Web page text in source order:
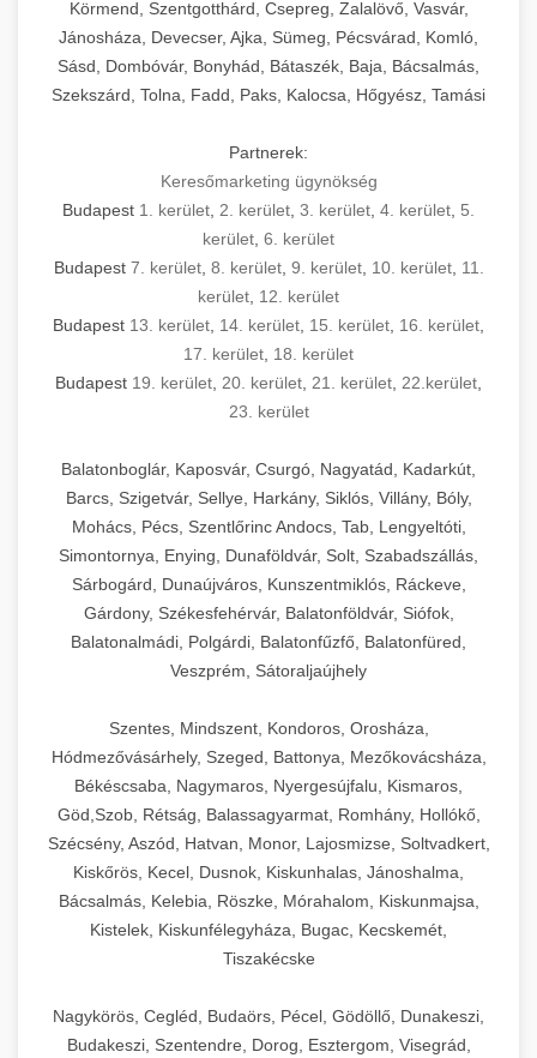
Körmend, Szentgotthárd, Csepreg, Zalalövő, Vasvár,
Jánosháza, Devecser, Ajka, Sümeg, Pécsvárad, Komló,
Sásd, Dombóvár, Bonyhád, Bátaszék, Baja, Bácsalmás,
Szekszárd, Tolna, Fadd, Paks, Kalocsa, Hőgyész, Tamási
Partnerek:
Keresőmarketing ügynökség
Budapest 1. kerület 2. kerület 3. kerület 4. kerület 5.
kerület 6. kerület
Budapest 7. kerület, 8. kerület, 9. kerület, 10. kerület, 11.
kerület 12. kerület
Budapest 13. kerület 14. kerület 15. kerület 16. kerület
17. kerület 18. kerület
Budapest 19. kerület 20. kerület 21. kerület 22.kerület
23. kerület
Balatonboglár, Kaposvár, Csurgó, Nagyatád, Kadarkút,
Barcs, Szigetvár, Sellye, Harkány, Siklós, Villány, Bóly,
Mohács, Pécs, Szentlőrinc Andocs, Tab, Lengyeltóti,
Simontornya, Enying, Dunaföldvár, Solt, Szabadszállás,
Sárbogárd, Dunaújváros, Kunszentmiklós, Ráckeve,
Gárdony, Székesfehérvár, Balatonföldvár, Siófok,
Balatonalmádi, Polgárdi, Balatonfűzfő, Balatonfüred,
Veszprém, Sátoraljaújhely
Szentes, Mindszent, Kondoros, Orosháza,
Hódmezővásárhely, Szeged, Battonya, Mezőkovácsháza,
Békéscsaba, Nagymaros, Nyergesújfalu, Kismaros,
Göd,Szob, Rétság, Balassagyarmat, Romhány, Hollókő,
Szécsény, Aszód, Hatvan, Monor, Lajosmizse, Soltvadkert,
Kiskőrös, Kecel, Dusnok, Kiskunhalas, Jánoshalma,
Bácsalmás, Kelebia, Röszke, Mórahalom, Kiskunmajsa,
Kistelek, Kiskunfélegyháza, Bugac, Kecskemét,
Tiszakécske
Nagykörös, Cegléd, Budaörs, Pécel, Gödöllő, Dunakeszi,
Budakeszi, Szentendre, Dorog, Esztergom, Visegrád,